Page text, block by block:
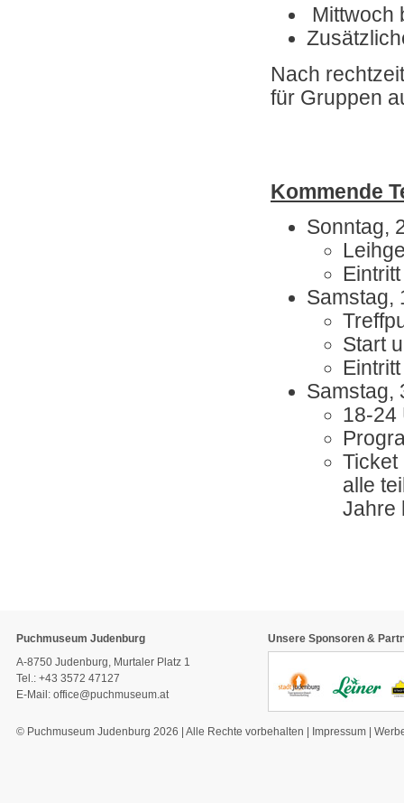
Mittwoch
Nach
für Gruppen
Kommende
Sonntag,
Samstag,
Start
Samstag,
18-24
Ticket
alle
Jahre
Puchmuseum Judenburg
A-8750 Judenburg, Murtaler Platz 1
Tel.: +43 3572 47127
E-Mail: office@puchmuseum.at
Unsere Sponsoren &
© Puchmuseum Judenburg 2026 | Alle Rechte vorbehalten | Impressum